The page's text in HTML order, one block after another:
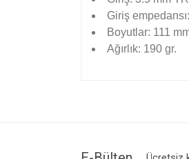
Giriş
Boyutlar: 111
Ağırlık: 190 gr.
Ürün bilgilerinde